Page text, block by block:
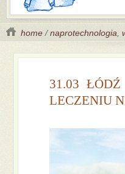
home /naprotechnologia
31.03
LECZENIU